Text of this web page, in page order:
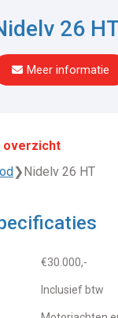
26
Meer informatie
overzicht
❯Nidelv 26 HT
€30.000,-
Inclusief btw